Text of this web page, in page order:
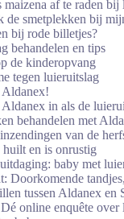
maizena af te raden bij
de smetplekken bij
bij rode billetjes?
behandelen en tips
de kinderopvang
tegen luieruitslag
in als de
behandelen met
van de
en is onrustig
baby met
Doorkomende
tussen Aldanex en
online enquête over